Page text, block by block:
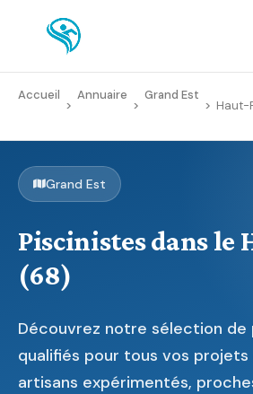
Accueil
>
Annuaire
>
Grand Est
> Haut-
Grand Est
Piscinistes dans le
(68)
Découvrez notre sélection de
qualifiés pour tous vos projets
artisans expérimentés,